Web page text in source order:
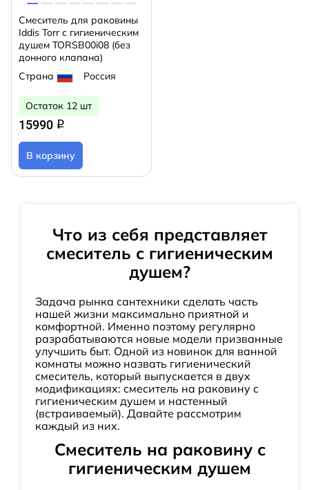
Смеситель для раковины
Iddis Torr с гигиеническим
душем TORSB00i08 (без
донного клапана)
Страна
Россия
Остаток 12 шт
15990 q
В корзину
Что из себя представляет
смеситель с гигиеническим
душем?
Задача рынка сантехники сделать часть
нашей жизни максимально приятной и
комфортной. Именно поэтому регулярно
разрабатываются новые модели призванные
улучшить быт. Одной из новинок для ванной
комнаты можно назвать гигиенический
смеситель, который выпускается в двух
модификациях: смеситель на раковину с
гигиеническим душем и настенный
(встраиваемый). Давайте рассмотрим
каждый из них.
Смеситель на раковину с
гигиеническим душем